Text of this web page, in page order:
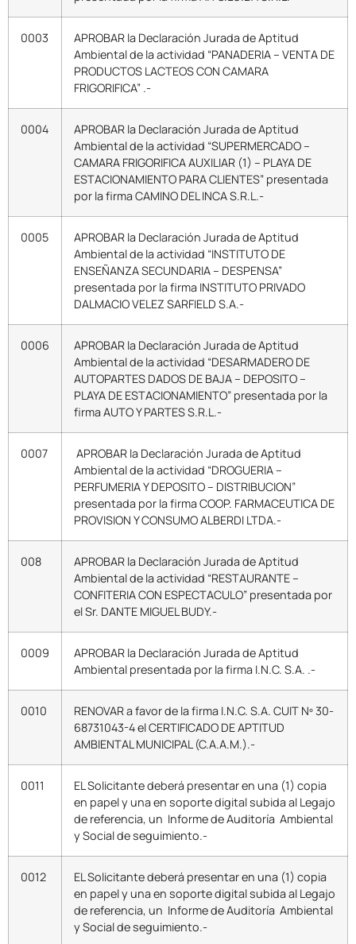
0003
APROBAR la Declaración Jurada de Aptitud
Ambiental de la actividad “PANADERIA – VENTA DE
PRODUCTOS LACTEOS CON CAMARA
FRIGORIFICA” .-
0004
APROBAR la Declaración Jurada de Aptitud
Ambiental de la actividad “SUPERMERCADO –
CAMARA FRIGORIFICA AUXILIAR (1) – PLAYA DE
ESTACIONAMIENTO PARA CLIENTES” presentada
por la firma CAMINO DEL INCA S.R.L.-
0005
APROBAR la Declaración Jurada de Aptitud
Ambiental de la actividad “INSTITUTO DE
ENSEÑANZA SECUNDARIA – DESPENSA”
presentada por la firma INSTITUTO PRIVADO
DALMACIO VELEZ SARFIELD S.A.-
0006
APROBAR la Declaración Jurada de Aptitud
Ambiental de la actividad “DESARMADERO DE
AUTOPARTES DADOS DE BAJA – DEPOSITO –
PLAYA DE ESTACIONAMIENTO” presentada por la
firma AUTO Y PARTES S.R.L.-
0007
APROBAR la Declaración Jurada de Aptitud
Ambiental de la actividad “DROGUERIA –
PERFUMERIA Y DEPOSITO – DISTRIBUCION”
presentada por la firma COOP. FARMACEUTICA DE
PROVISION Y CONSUMO ALBERDI LTDA.-
008
APROBAR la Declaración Jurada de Aptitud
Ambiental de la actividad “RESTAURANTE –
CONFITERIA CON ESPECTACULO” presentada por
el Sr. DANTE MIGUEL BUDY.-
0009
APROBAR la Declaración Jurada de Aptitud
Ambiental presentada por la firma I.N.C. S.A. .-
0010
RENOVAR a favor de la firma I.N.C. S.A. CUIT Nº 30-
68731043-4 el CERTIFICADO DE APTITUD
AMBIENTAL MUNICIPAL (C.A.A.M.).-
0011
EL Solicitante deberá presentar en una (1) copia
en papel y una en soporte digital subida al Legajo
de referencia, un Informe de Auditoría Ambiental
y Social de seguimiento.-
0012
EL Solicitante deberá presentar en una (1) copia
en papel y una en soporte digital subida al Legajo
de referencia, un Informe de Auditoría Ambiental
y Social de seguimiento.-